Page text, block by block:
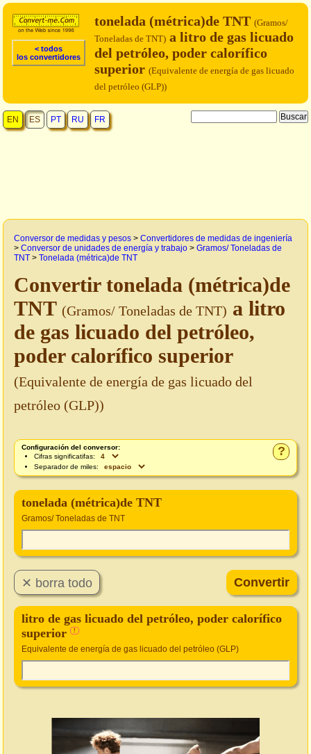
< todos
los convertidores
tonelada (métrica)de TNT (Gramos/
Toneladas de TNT) a litro de gas licuado
del petróleo, poder calorífico
superior (Equivalente de energía de gas licuado
del petróleo (GLP))
EN ES PT RU FR
Conversor de medidas y pesos > Convertidores de medidas de ingeniería
> Conversor de unidades de energía y trabajo > Gramos/ Toneladas de
TNT > Tonelada (métrica)de TNT
Convertir tonelada (métrica)de
TNT (Gramos/ Toneladas de TNT) a litro
de gas licuado del petróleo,
poder calorífico superior
(Equivalente de energía de gas licuado del
petróleo (GLP))
?
Configuración del conversor:
Cifras significatifas:
Separador de miles:
tonelada (métrica)de TNT
Gramos/ Toneladas de TNT
litro de gas licuado del petróleo, poder calorífico
superior
!
Equivalente de energía de gas licuado del petróleo (GLP)